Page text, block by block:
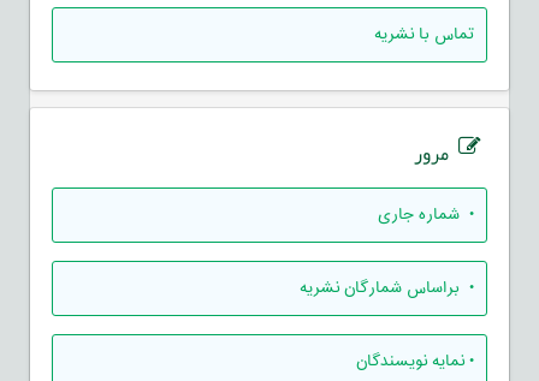
تماس با نشریه
مرور
• شماره جاری
• براساس شمارگان نشریه
•نمایه نویسندگان